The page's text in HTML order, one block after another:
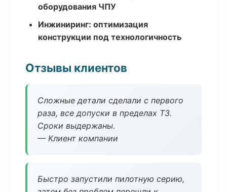
оборудования ЧПУ
Инжиниринг: оптимизация
конструкции под технологичность
Отзывы клиентов
Сложные детали сделали с первого
раза, все допуски в пределах ТЗ.
Сроки выдержаны.
— Клиент компании
Быстро запустили пилотную серию,